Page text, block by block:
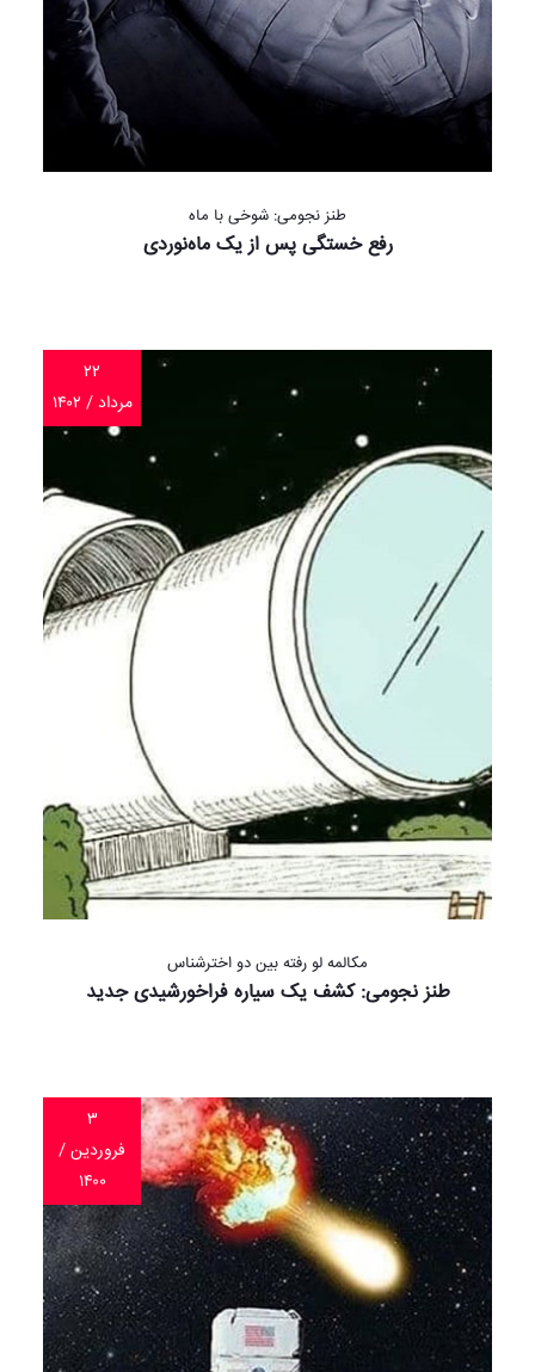
طنز نجومی: شوخی با ماه
رفع خستگی پس از یک ماه‌نوردی
۲۲
مرداد / ۱۴۰۲
مکالمه لو رفته بین دو اخترشناس
طنز نجومی: کشف یک سیاره فراخورشیدی جدید
۳
فروردین /
۱۴۰۰